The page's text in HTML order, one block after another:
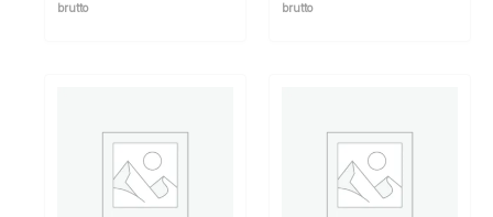
brutto brutto